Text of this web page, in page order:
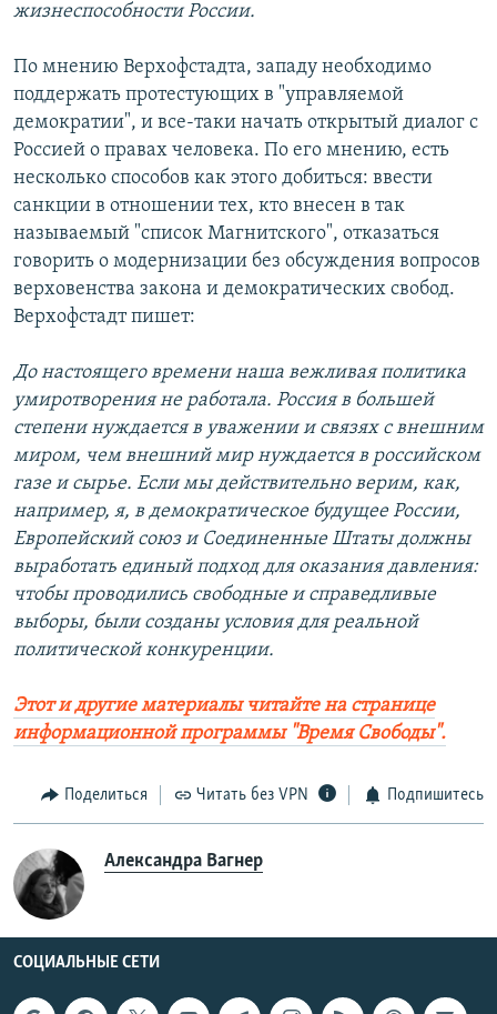
жизнеспособности России.
По мнению Верхофстадта, западу необходимо
поддержать протестующих в "управляемой
демократии", и все-таки начать открытый диалог с
Россией о правах человека. По его мнению, есть
несколько способов как этого добиться: ввести
санкции в отношении тех, кто внесен в так
называемый "список Магнитского", отказаться
говорить о модернизации без обсуждения вопросов
верховенства закона и демократических свобод.
Верхофстадт пишет:
До настоящего времени наша вежливая политика
умиротворения не работала. Россия в большей
степени нуждается в уважении и связях с внешним
миром, чем внешний мир нуждается в российском
газе и сырье. Если мы действительно верим, как,
например, я, в демократическое будущее России,
Европейский союз и Соединенные Штаты должны
выработать единый подход для оказания давления:
чтобы проводились свободные и справедливые
выборы, были созданы условия для реальной
политической конкуренции.
Этот и другие материалы читайте на странице
информационной программы "Время Свободы".
Поделиться Читать без VPN Подпишитесь
Александра Вагнер
СОЦИАЛЬНЫЕ СЕТИ